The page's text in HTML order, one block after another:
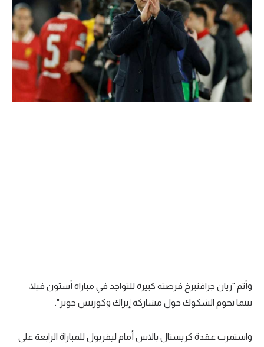
وأتم "ريان جرافنبرخ فرصته كبيرة للتواجد في مباراة أستون فيلا،
بينما تحوم الشكوك حول مشاركة إيزاك وكورتس جونز".
واستمرت عقدة كريستال بالاس أمام ليفربول للمباراة الرابعة على